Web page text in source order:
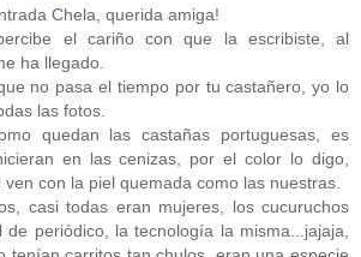
Chela, querida amiga!
el cariño con que la escribiste, al
ha llegado.
no pasa el tiempo por tu castañero, yo lo
las fotos.
quedan las castañas portuguesas, es
en las cenizas, por el color lo digo,
con la piel quemada como las nuestras.
casi todas eran mujeres, los cucuruchos
periódico, la tecnología la misma...jajaja,